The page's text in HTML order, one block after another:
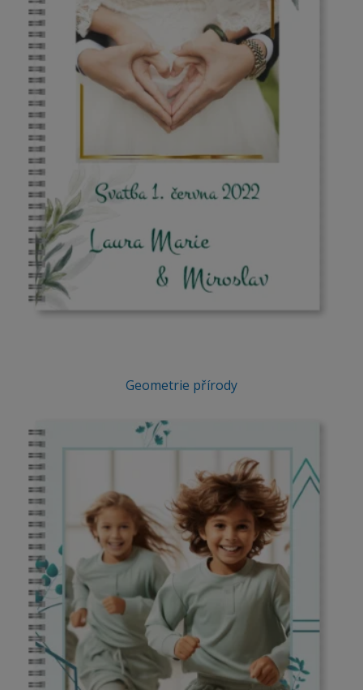
Geometrie přírody